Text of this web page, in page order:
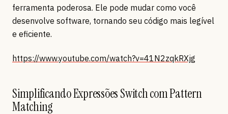
ferramenta poderosa. Ele pode mudar como você
desenvolve software, tornando seu código mais legível
e eficiente.
https://www.youtube.com/watch?v=41N2zqkRXjg
Simplificando Expressões Switch com Pattern
Matching